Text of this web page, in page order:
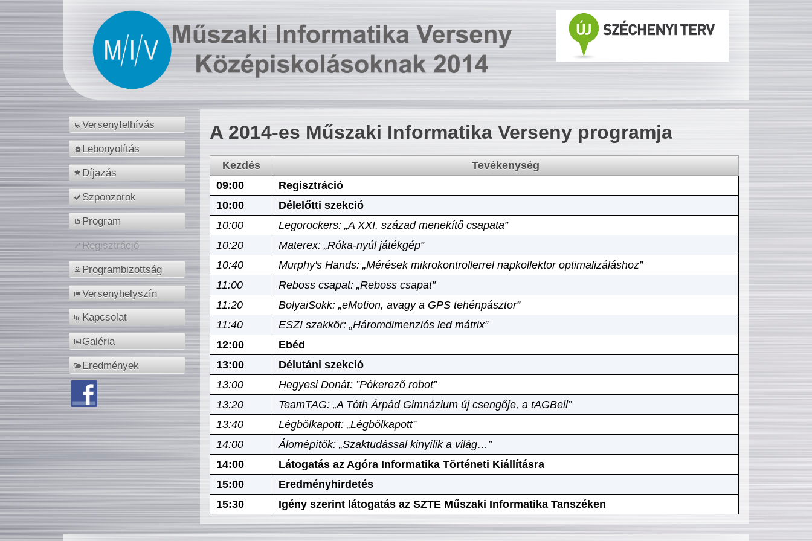
Versenyfelhívás
Lebonyolítás
Díjazás
Szponzorok
Program
Regisztráció
Programbizottság
Versenyhelyszín
Kapcsolat
Galéria
Eredmények
A 2014-es Műszaki Informatika Verseny programja
Kezdés
Tevékenység
09:00
Regisztráció
10:00
Délelőtti szekció
10:00
Legorockers: „A XXI. század menekítő csapata”
10:20
Materex: „Róka-nyúl játékgép”
10:40
Murphy's Hands: „Mérések mikrokontrollerrel napkollektor optimalizáláshoz”
11:00
Reboss csapat: „Reboss csapat”
11:20
BolyaiSokk: „eMotion, avagy a GPS tehénpásztor”
11:40
ESZI szakkör: „Háromdimenziós led mátrix”
12:00
Ebéd
13:00
Délutáni szekció
13:00
Hegyesi Donát: ”Pókerező robot”
13:20
TeamTAG: „A Tóth Árpád Gimnázium új csengője, a tAGBell”
13:40
Légbőlkapott: „Légbőlkapott”
14:00
Álomépítők: „Szaktudással kinyílik a világ…”
14:00
Látogatás az Agóra Informatika Történeti Kiállításra
15:00
Eredményhirdetés
15:30
Igény szerint látogatás az SZTE Műszaki Informatika Tanszéken